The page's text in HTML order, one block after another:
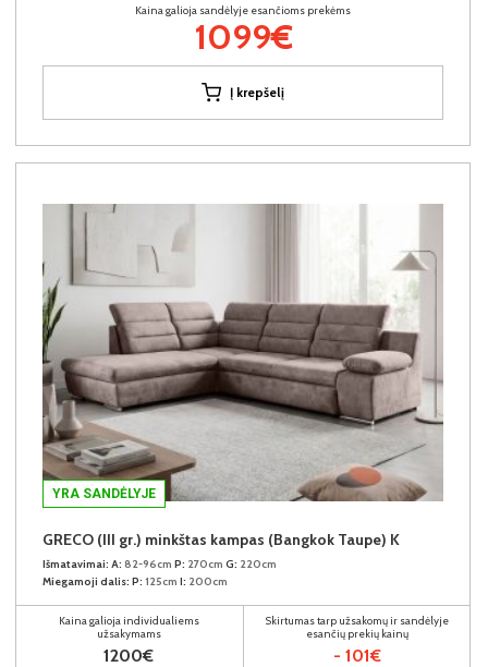
Kaina galioja sandėlyje esančioms prekėms
1099€
Į krepšelį
YRA SANDĖLYJE
GRECO (III gr.) minkštas kampas (Bangkok Taupe) K
Išmatavimai: A: 82-96cm P: 270cm G: 220cm
Miegamoji dalis: P: 125cm I: 200cm
Kaina galioja individualiems
užsakymams
1200€
Skirtumas tarp užsakomų ir sandėlyje
esančių prekių kainų
- 101€